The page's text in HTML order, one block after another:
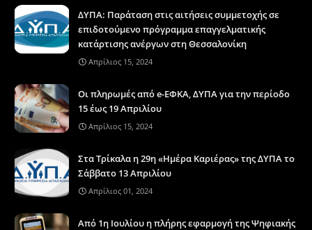
ΔΥΠΑ: Παράταση στις αιτήσεις συμμετοχής σε
επιδοτούμενο πρόγραμμα επαγγελματικής
κατάρτισης ανέργων στη Θεσσαλονίκη
Απρίλιος 15, 2024
Οι πληρωμές από e-ΕΦΚΑ, ΔΥΠΑ για την περίοδο
15 έως 19 Απριλίου
Απρίλιος 15, 2024
Στα Τρίκαλα η 29η «Ημέρα Καριέρας» της ΔΥΠΑ το
Σάββατο 13 Απριλίου
Απρίλιος 01, 2024
Από 1η Ιουλίου η πλήρης εφαρμογή της Ψηφιακής